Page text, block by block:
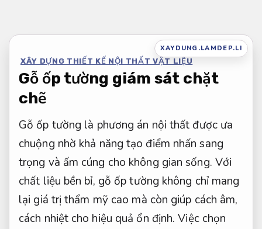
nội
dung
XAYDUNG.LAMDEP.LI
XÂY DỰNG THIẾT KẾ NỘI THẤT VẬT LIỆU
Gỗ ốp tường giám sát chặt
chẽ
Gỗ ốp tường là phương án nội thất được ưa
chuộng nhờ khả năng tạo điểm nhấn sang
trọng và ấm cúng cho không gian sống. Với
chất liệu bền bỉ, gỗ ốp tường không chỉ mang
lại giá trị thẩm mỹ cao mà còn giúp cách âm,
cách nhiệt cho hiệu quả ổn định. Việc chọn